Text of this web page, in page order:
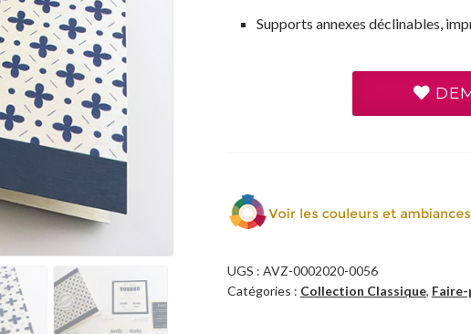
Supports annexes déclinables,
UGS : AVZ-0002020-0056
Catégories : Collection Classique,